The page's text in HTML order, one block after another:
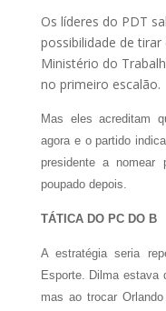
Os líderes do PDT
possibilidade de
Ministério do
no primeiro escalão.
Mas eles acreditam
agora e o partido
presidente a
poupado depois.
TÁTICA DO PC DO B
A estratégia seria
Esporte. Dilma estava
mas ao trocar